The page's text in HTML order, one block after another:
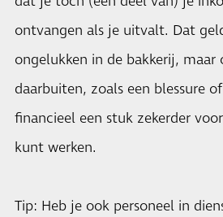
ontvangen als je uitvalt. Dat
ongelukken in de bakkerij, maar
daarbuiten, zoals een blessure
financieel een stuk zekerder
kunt werken.
Tip: Heb je ook personeel in